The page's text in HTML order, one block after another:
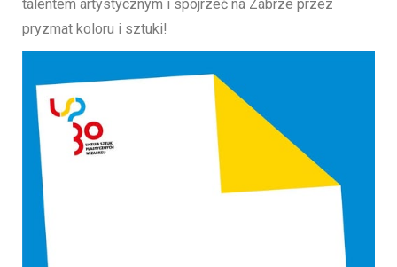
talentem artystycznym i spojrzeć na Zabrze przez
pryzmat koloru i sztuki!